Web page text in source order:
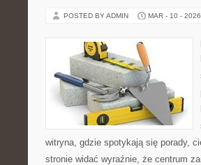
POSTED BY ADMIN MAR - 10 - 2026
witryna, gdzie spotykają się porady,
stronie widać wyraźnie, że centrum